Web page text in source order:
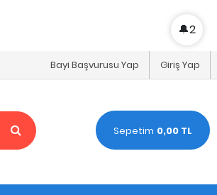
Giriş Yap
Bayi Başvurusu Yap
Sepetim 0,00 TL
🔔2